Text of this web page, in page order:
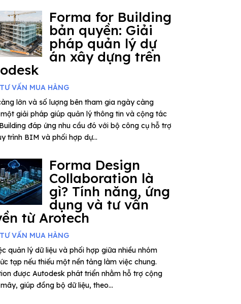
Forma for Building
bản quyền: Giải
pháp quản lý dự
án xây dựng trên
TƯ VẤN MUA HÀNG
lớn và số lượng bên tham gia ngày càng
giải pháp giúp quản lý thông tin và cộng tác
đáp ứng nhu cầu đó với bộ công cụ hỗ trợ
trình BIM và phối hợp dự...
Forma Design
Collaboration là
gì? Tính năng, ứng
dụng và tư vấn
từ Arotech
TƯ VẤN MUA HÀNG
quản lý dữ liệu và phối hợp giữa nhiều nhóm
tạp nếu thiếu một nền tảng làm việc chung.
được Autodesk phát triển nhằm hỗ trợ cộng
giúp đồng bộ dữ liệu, theo...